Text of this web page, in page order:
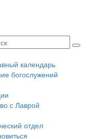
календарь
богослужений
с Лаврой
отдел